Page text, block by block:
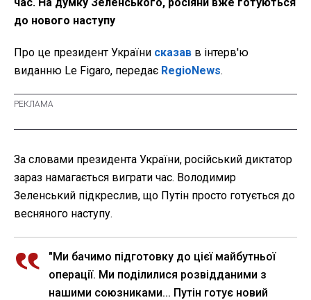
до нового наступу
Про це президент України сказав в інтерв'ю
виданню Le Figaro, передає RegioNews.
За словами президента України, російський диктатор
зараз намагається виграти час. Володимир
Зеленський підкреслив, що Путін просто готується до
весняного наступу.
"Ми бачимо підготовку до цієї майбутньої
операції. Ми поділилися розвідданими з
нашими союзниками... Путін готує новий